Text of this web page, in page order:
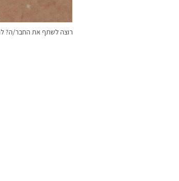
רוצה לשתף את החבר/ה?